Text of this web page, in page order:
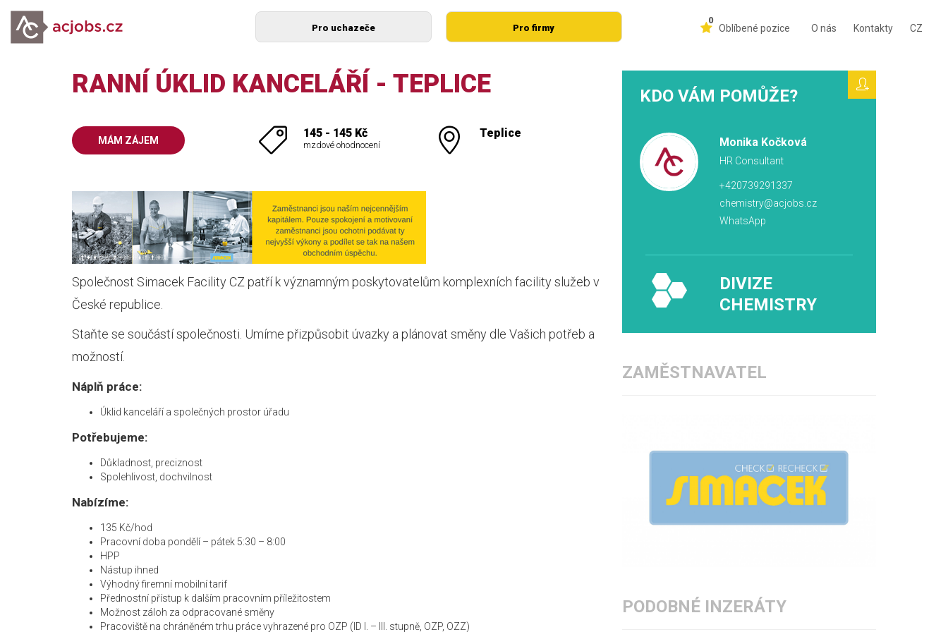
Pro uchazeče Pro firmy
0
Oblíbené pozice O nás Kontakty CZ
RANNÍ ÚKLID KANCELÁŘÍ - TEPLICE
MÁM ZÁJEM
145 - 145 Kč
mzdové ohodnocení
Teplice
Společnost Simacek Facility CZ patří k významným poskytovatelům komplexních facility služeb v
České republice.
Staňte se součástí společnosti. Umíme přizpůsobit úvazky a plánovat směny dle Vašich potřeb a
možností.
Náplň práce:
Úklid kanceláří a společných prostor úřadu
Potřebujeme:
Důkladnost, preciznost
Spolehlivost, dochvilnost
Nabízíme:
135 Kč/hod
Pracovní doba pondělí – pátek 5:30 – 8:00
HPP
Nástup ihned
Výhodný firemní mobilní tarif
Přednostní přístup k dalším pracovním příležitostem
Možnost záloh za odpracované směny
Pracoviště na chráněném trhu práce vyhrazené pro OZP (ID I. – III. stupně, OZP, OZZ)
KDO VÁM POMŮŽE?
Monika Kočková
HR Consultant
+420739291337
chemistry@acjobs.cz
WhatsApp
DIVIZE
CHEMISTRY
ZAMĚSTNAVATEL
PODOBNÉ INZERÁTY